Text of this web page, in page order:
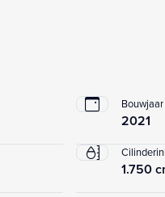
Bouwjaar
2021
1.750